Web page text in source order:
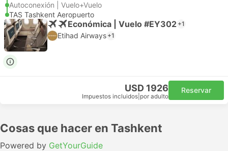
Autoconexión | Vuelo+Vuelo
TAS Tashkent Aeropuerto
Económica | Vuelo #EY302 +1
Etihad Airways +1
USD 1926
Impuestos incluidos por adulto
Reservar
Cosas que hacer en Tashkent
Powered by GetYourGuide